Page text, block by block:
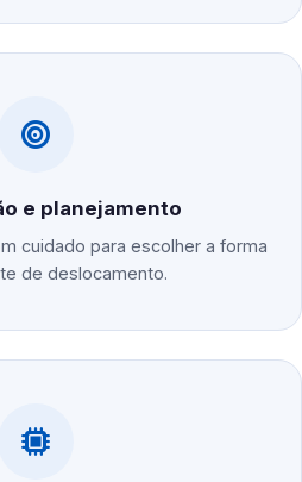
e planejamento
cuidado para escolher a forma
de deslocamento.